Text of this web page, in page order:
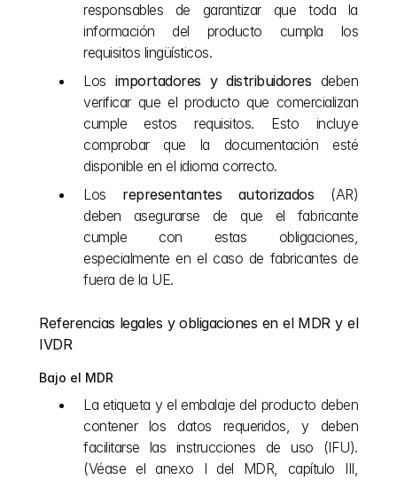
responsables de garantizar que toda la
información del producto cumpla los
requisitos lingüísticos.
Los importadores y distribuidores deben
verificar que el producto que comercializan
cumple estos requisitos. Esto incluye
comprobar que la documentación esté
disponible en el idioma correcto.
Los representantes autorizados (AR)
deben asegurarse de que el fabricante
cumple con estas obligaciones,
especialmente en el caso de fabricantes de
fuera de la UE.
Referencias legales y obligaciones en el MDR y el
IVDR
Bajo el MDR
La etiqueta y el embalaje del producto deben
contener los datos requeridos, y deben
facilitarse las instrucciones de uso (IFU).
(Véase el anexo I del MDR, capítulo III,